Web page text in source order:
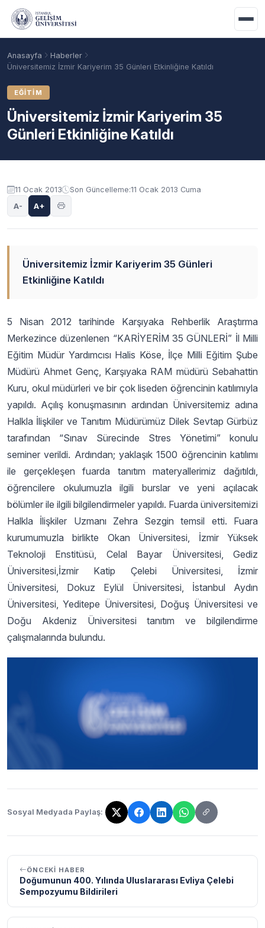
Ana içeriğe geç
Akademik Takvim
Anasayfa
Haberler
Üniversitemiz İzmir Kariyerim 35 Günleri Etkinliğine Katıldı
EĞITIM
Üniversitemiz İzmir Kariyerim 35
Günleri Etkinliğine Katıldı
11 Ocak 2013 Son Güncelleme:11 Ocak 2013 Cuma
A- A+
Üniversitemiz İzmir Kariyerim 35 Günleri
Etkinliğine Katıldı
5 Nisan 2012 tarihinde Karşıyaka Rehberlik Araştırma
Merkezince düzenlenen “KARİYERİM 35 GÜNLERİ” İl Milli
Eğitim Müdür Yardımcısı Halis Köse, İlçe Milli Eğitim Şube
Müdürü Ahmet Genç, Karşıyaka RAM müdürü Sebahattin
Kuru, okul müdürleri ve bir çok liseden öğrencinin katılımıyla
yapıldı. Açılış konuşmasının ardından Üniversitemiz adına
Halkla İlişkiler ve Tanıtım Müdürümüz Dilek Sevtap Gürbüz
tarafından “Sınav Sürecinde Stres Yönetimi” konulu
seminer verildi. Ardından; yaklaşık 1500 öğrencinin katılımı
ile gerçekleşen fuarda tanıtım materyallerimiz dağıtıldı,
öğrencilere okulumuzla ilgili burslar ve yeni açılacak
bölümler ile ilgili bilgilendirmeler yapıldı. Fuarda üniversitemizi
Halkla İlişkiler Uzmanı Zehra Sezgin temsil etti. Fuara
kurumumuzla birlikte Okan Üniversitesi, İzmir Yüksek
Teknoloji Enstitüsü, Celal Bayar Üniversitesi, Gediz
Üniversitesi,İzmir Katip Çelebi Üniversitesi, İzmir
Üniversitesi, Dokuz Eylül Üniversitesi, İstanbul Aydın
Üniversitesi, Yeditepe Üniversitesi, Doğuş Üniversitesi ve
Doğu Akdeniz Üniversitesi tanıtım ve bilgilendirme
çalışmalarında bulundu.
Sosyal Medyada Paylaş:
Bağlantı kopyalandı!
ÖNCEKI HABER
Doğumunun 400. Yılında Uluslararası Evliya Çelebi
Sempozyumu Bildirileri